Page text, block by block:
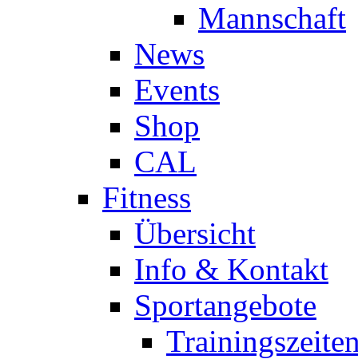
Mannschaft
News
Events
Shop
CAL
Fitness
Übersicht
Info & Kontakt
Sportangebote